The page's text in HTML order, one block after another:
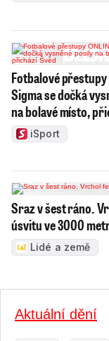
Fotbalové přestupy
Sigma se dočká
na bolavé místo,
iSport
Sraz v šest ráno.
úsvitu ve 3000
Lidé a země
Aktuální dění